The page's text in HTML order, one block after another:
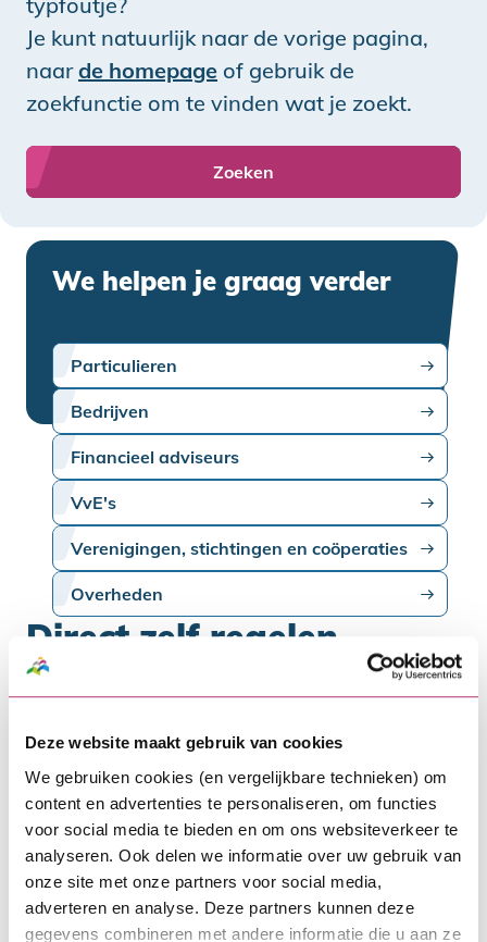
Deze website maakt gebruik van cookies
We gebruiken cookies (en vergelijkbare technieken) om
content en advertenties te personaliseren, om functies
voor social media te bieden en om ons websiteverkeer te
analyseren. Ook delen we informatie over uw gebruik van
onze site met onze partners voor social media,
adverteren en analyse. Deze partners kunnen deze
gegevens combineren met andere informatie die u aan ze
Je kunt natuurlijk naar de vorige pagina,
naarde homepage of gebruik de
zoekfunctie om te vinden wat je zoekt.
Zoeken
We helpen je graag verder
Particulieren
Bedrijven
Financieel adviseurs
VvE's
Verenigingen, stichtingen en coöperaties
Overheden
Direct zelf regelen
Wil je een wijziging doorgeven of ben je op
hieronder informatie over deze
onderwerpen en meer.
Aan de slag